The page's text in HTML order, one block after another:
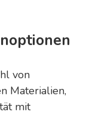
von
Materialien,
mit